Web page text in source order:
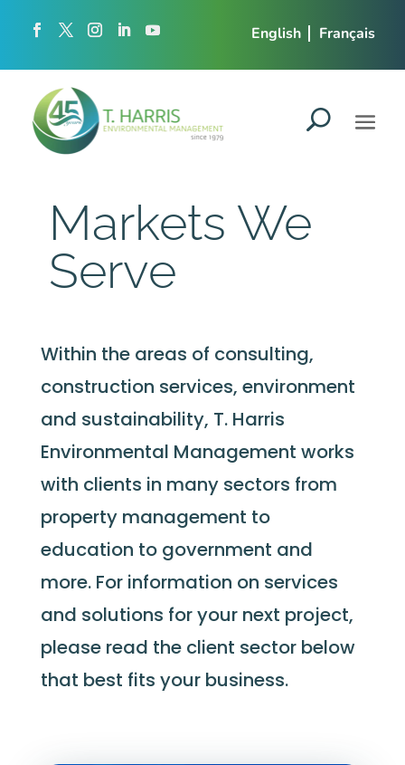
English Français
Markets We
Serve
Within the areas of consulting,
construction services, environment
and sustainability, T. Harris
Environmental Management works
with clients in many sectors from
property management to
education to government and
more. For information on services
and solutions for your next project,
please read the client sector below
that best fits your business.